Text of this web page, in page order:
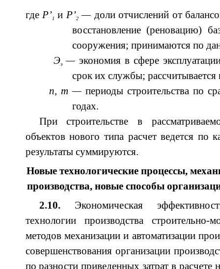
где Р’1 и Р’2— доли отчислений от
восстановление (реновацию)
сооружения; принимаются по
Ээ — экономия в сфере
срок их службы;
п, т —периоды строительства по
годах.
При строительстве в
объектов нового типа расчет ведется по
результаты суммируются.
Новые технологические процессы,
производства, новые способы
2.10.Экономическая
технологии производства
методов механизации и автоматизации
совершенствования организации
по разности приведенных затрат в